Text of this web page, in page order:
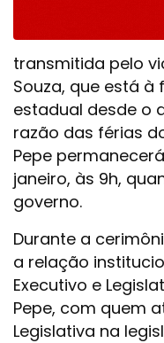
transmitida pelo
Souza, que está à
estadual desde o
razão das férias
Pepe
janeiro, às 9h,
governo.
Durante a
a relação
Executivo e
Pepe, com quem
Legislativa na